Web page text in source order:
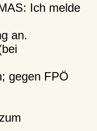
Ich melde
an.
gegen FPÖ